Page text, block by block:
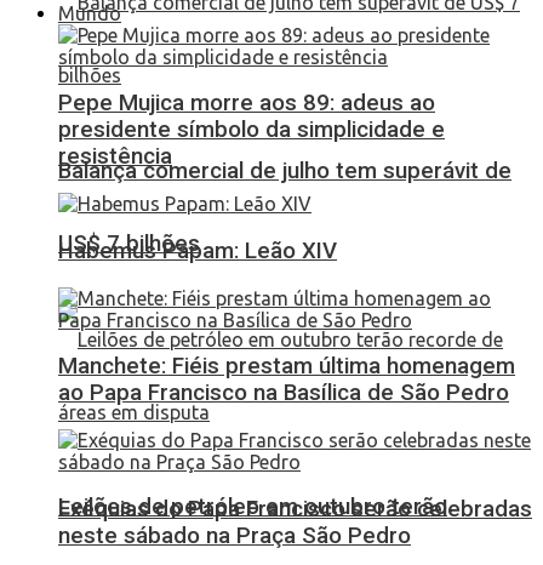
Balança comercial de julho tem superávit de
US$ 7 bilhões
Leilões de petróleo em outubro terão
Mundo
Pepe Mujica morre aos 89: adeus ao
presidente símbolo da simplicidade e
resistência
Habemus Papam: Leão XIV
Manchete: Fiéis prestam última homenagem
ao Papa Francisco na Basílica de São Pedro
Exéquias do Papa Francisco serão celebradas
neste sábado na Praça São Pedro